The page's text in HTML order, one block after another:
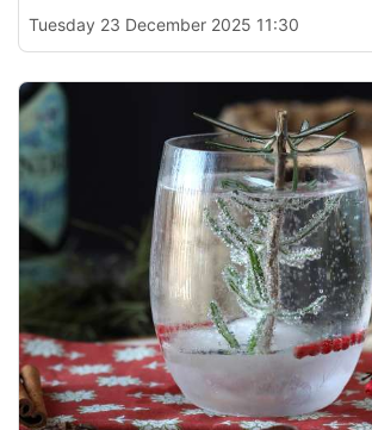
Tuesday 23 December 2025 11:30